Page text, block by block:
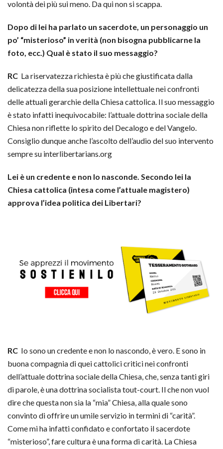
volontà dei più sui meno. Da qui non si scappa.
Dopo di lei ha parlato un sacerdote, un personaggio un
po’ “misterioso” in verità (non bisogna pubblicarne la
foto, ecc.) Qual è stato il suo messaggio?
RC La riservatezza richiesta è più che giustificata dalla
delicatezza della sua posizione intellettuale nei confronti
delle attuali gerarchie della Chiesa cattolica. Il suo messaggio
è stato infatti inequivocabile: l’attuale dottrina sociale della
Chiesa non riflette lo spirito del Decalogo e del Vangelo.
Consiglio dunque anche l’ascolto dell’audio del suo intervento
sempre su interlibertarians.org
Lei è un credente e non lo nasconde. Secondo lei la
Chiesa cattolica (intesa come l’attuale magistero)
approva l’idea politica dei Libertari?
RC Io sono un credente e non lo nascondo, è vero. E sono in
buona compagnia di quei cattolici critici nei confronti
dell’attuale dottrina sociale della Chiesa, che, senza tanti giri
di parole, è una dottrina socialista tout-court. Il che non vuol
dire che questa non sia la “mia” Chiesa, alla quale sono
convinto di offrire un umile servizio in termini di “carità”.
Come mi ha infatti confidato e confortato il sacerdote
“misterioso”, fare cultura è una forma di carità. La Chiesa